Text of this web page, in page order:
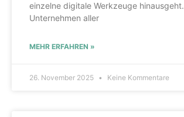
einzelne digitale Werkzeuge hinausgeht.
Unternehmen aller
MEHR ERFAHREN »
26. November 2025 Keine Kommentare